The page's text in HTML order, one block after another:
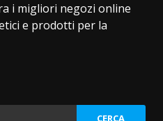
i migliori negozi online
e prodotti per la